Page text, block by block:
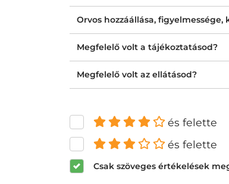
Orvos hozzáállása, figyelmessége,
Megfelelő volt a tájékoztatásod?
Megfelelő volt az ellátásod?
és felette
és felette
Csak szöveges értékelések